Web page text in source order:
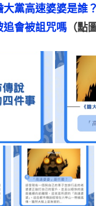
大黨高速婆婆是誰
追會被詛咒嗎 （點